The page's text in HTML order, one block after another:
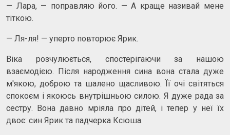
— Лара, — поправляю його. — А краще називай мене
тіткою.
— Ля-ля! — уперто повторює Ярик.
Віка розчулюється, спостерігаючи за нашою
взаємодією. Після народження сина вона стала дуже
м'якою, доброю та шалено щасливою. Її очі світяться
спокоєм і якоюсь внутрішньою силою. Я дуже рада за
сестру. Вона давно мріяла про дітей, і тепер у неї їх
двоє: син Ярик та падчерка Ксюша.